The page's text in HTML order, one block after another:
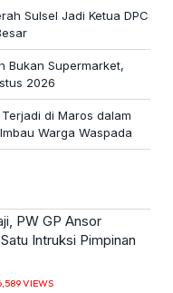
Sulsel Jadi Ketua DPC
Bukan Supermarket,
2026
di Maros dalam
Warga Waspada
PW GP Ansor
Intruksi Pimpinan
VIEWS